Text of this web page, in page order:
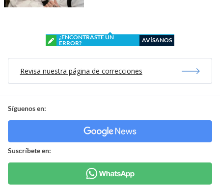
¿ENCONTRASTE UN
ERROR?
AVÍSANOS
Revisa nuestra página de correcciones
Síguenos en:
Suscríbete en: